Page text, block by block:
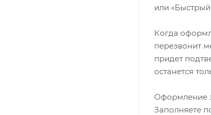
или «Быстрый
Когда
перезвонит
придет
останется
Оформление
Заполняете